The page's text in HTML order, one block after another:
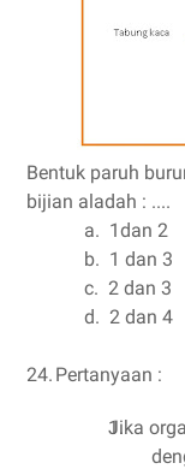
Bentuk paruh
bijian aladah : ....
a. 1dan 2
b. 1 dan 3
c. 2 dan 3
d. 2 dan 4
24. Pertanyaan :
Jika